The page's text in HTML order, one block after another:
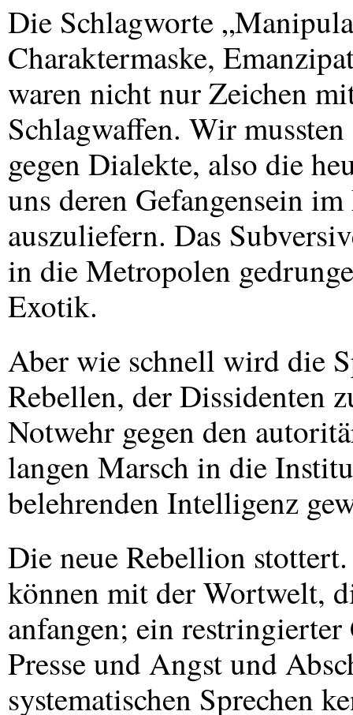
Die Schlagworte
Charaktermaske,
waren nicht nur Zeichen
Schlagwaffen. Wir
gegen Dialekte, also die
uns deren Gefangensein
auszuliefern. Das
in die Metropolen
Exotik.
Aber wie schnell wird die
Rebellen, der Dissidenten
Notwehr gegen den
langen Marsch in die
belehrenden Intelligenz
Die neue Rebellion
können mit der Wortwelt,
anfangen; ein
Presse und Angst und
systematischen Sprechen